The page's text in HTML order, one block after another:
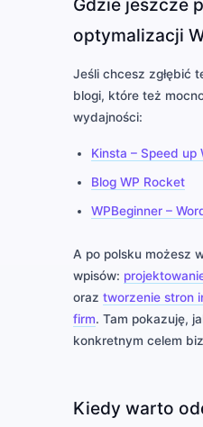
Gdzie jeszcze
optymalizacji
Jeśli chcesz zgłębić
blogi, które też
wydajności:
Kinsta – Speed up
Blog WP Rocket
WPBeginner –
A po polsku możesz
wpisów:
oraztworzenie stron
firm. Tam pokazuję,
konkretnym celem
Kiedy warto